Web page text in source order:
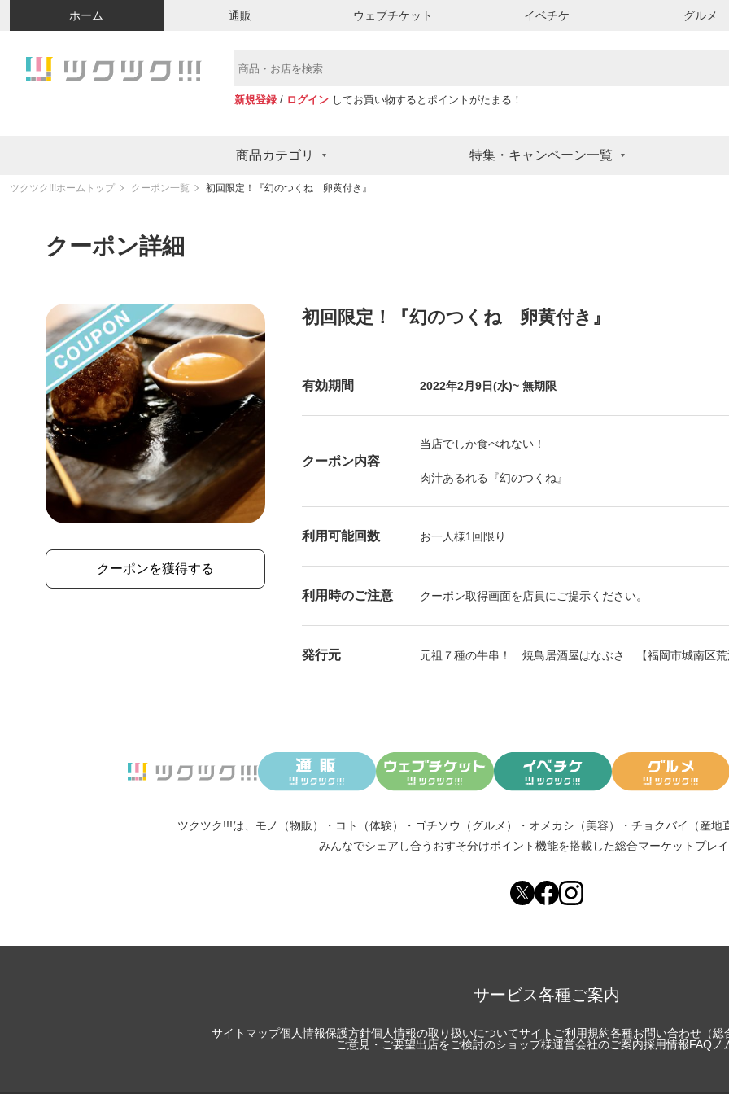
ホーム 通販 ウェブチケット イベチケ グルメ
新規登録 / ログイン してお買い物するとポイントがたまる！
商品カテゴリ 特集・キャンペーン一覧
ツクツク!!!ホームトップ クーポン一覧 初回限定！『幻のつくね 卵黄付き』
クーポン詳細
クーポンを獲得する
初回限定！『幻のつくね 卵黄付き』
有効期間 2022年2月9日(水)~ 無期限
クーポン内容
当店でしか食べれない！
肉汁あるれる『幻のつくね』
利⽤可能回数 お⼀⼈様1回限り
利⽤時のご注意 クーポン取得画面を店員にご提示ください。
発行元 元祖７種の牛串！ 焼鳥居酒屋はなぶさ 【福岡市城南区荒
ツクツク!!!は、 モノ（物販） ・ コト（体験） ・ ゴチソウ（グルメ） ・ オメカシ（美容） ・ チョクバイ（産地
みんなでシェアし合う おすそ分けポイント機能を搭載した総合マーケットプレ
サービス各種ご案内
サイトマップ個人情報保護方針個人情報の取り扱いについてサイトご利用規約各種お問い合わせ（総
ご意見・ご要望出店をご検討のショップ様運営会社のご案内採用情報FAQノ